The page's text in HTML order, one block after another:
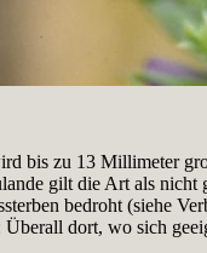
bis zu 13 Millimeter
gilt die Art als
bedroht (siehe
Überall dort, wo sich